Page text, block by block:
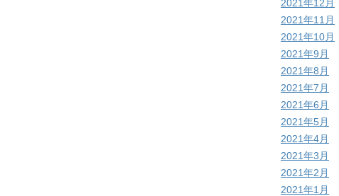
2021年12月
2021年11月
2021年10月
2021年9月
2021年8月
2021年7月
2021年6月
2021年5月
2021年4月
2021年3月
2021年2月
2021年1月